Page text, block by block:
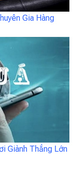
Gia Hàng
Giành Thắng Lớn